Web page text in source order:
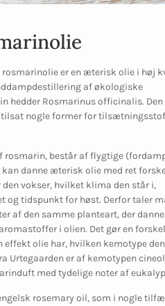
er en æterisk olie i høj
af økologiske
hedder Rosmarinus officinalis. Den
tilsat nogle former for
rosmarin, består af flygtige
danne æterisk olie med ret
vokser, hvilket klima den står i,
og tidspunkt for høst. Derfor taler
af den samme planteart, der
i olien. Det gør en
effekt olie har, hvilken kemotype
Urtegaarden er af kemotypencineol
med tydelige noter af
rosemary oil, som i nogle